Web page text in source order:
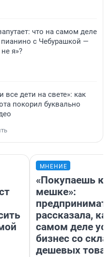
что на самом деле
пианино с Чебурашкой —
я»?
дети на свете»: как
покорил буквально
МНЕНИЕ
«Покупаешь
мешке»:
рассказала,
самом деле
бизнес со
дешевых